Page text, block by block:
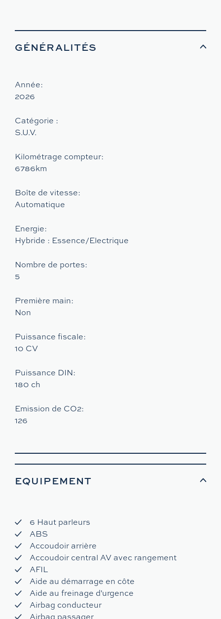
GÉNÉRALITÉS
Année:
2026
Catégorie :
S.U.V.
Kilométrage compteur:
6786km
Boîte de vitesse:
Automatique
Energie:
Hybride : Essence/Electrique
Nombre de portes:
5
Première main:
Non
Puissance fiscale:
10 CV
Puissance DIN:
180 ch
Emission de CO2:
126
EQUIPEMENT
6 Haut parleurs
ABS
Accoudoir arrière
Accoudoir central AV avec rangement
AFIL
Aide au démarrage en côte
Aide au freinage d'urgence
Airbag conducteur
Airbag passager